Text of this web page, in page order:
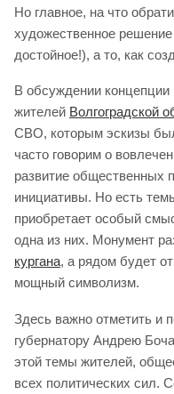
Но главное, на что
художественное
достойное!), а то, как
В обсуждении концепции
жителей Волгоградской
СВО, которым эскизы
часто говорим о
развитие общественных
инициативы. Но есть
приобретает особый
одна из них. Монумент
кургана, а рядом будет
мощный символизм.
Здесь важно отметить и
губернатору Андрею
этой темы жителей,
всех политических сил.